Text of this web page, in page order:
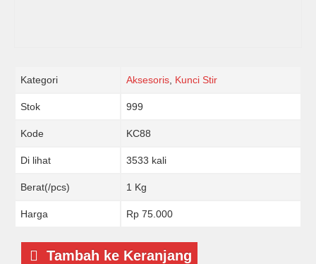
Kategori Aksesoris Kunci Stir
Stok 999
Kode KC88
Di lihat 3533 kali
Berat(/pcs) 1 Kg
Harga Rp 75.000
Tambah ke Keranjang